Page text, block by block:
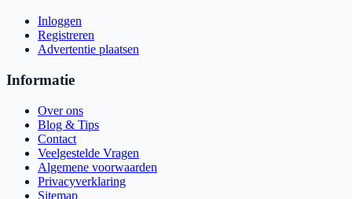
Inloggen
Registreren
Advertentie plaatsen
Informatie
Over ons
Blog & Tips
Contact
Veelgestelde Vragen
Algemene voorwaarden
Privacyverklaring
Sitemap